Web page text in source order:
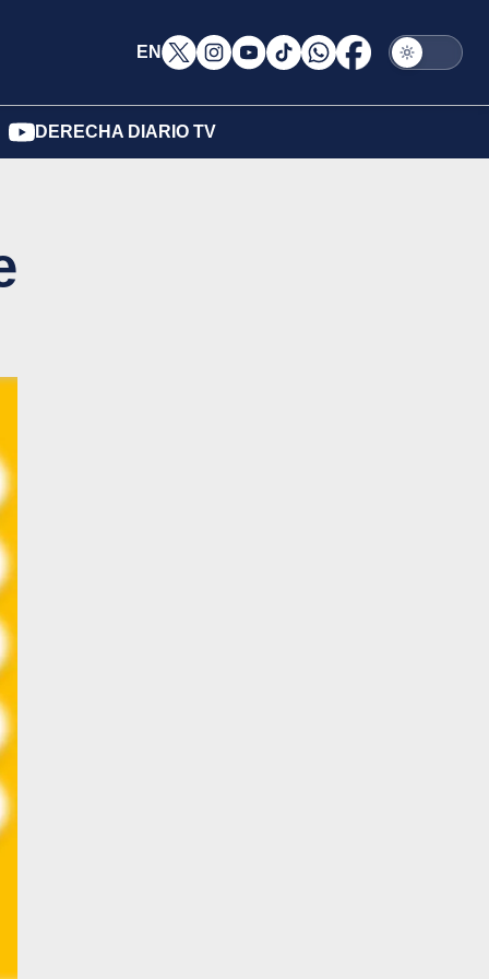
EN
DERECHA DIARIO TV